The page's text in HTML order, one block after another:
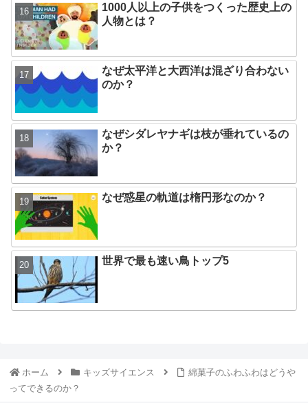
1000人以上の子供をつくった歴史上の
人物とは？
なぜ太平洋と大西洋は混ざり合わない
のか？
なぜシダレヤナギは枝が垂れているの
か？
なぜ惑星の軌道は楕円形なのか？
世界で最も速い鳥トップ5
ホーム キッズサイエンス
綿菓子のふわふわはどうや
ってできるのか？